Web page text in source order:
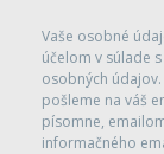
Vaše osobné
účelom v súlade
osobných
pošleme na váš
písomne,
informačného